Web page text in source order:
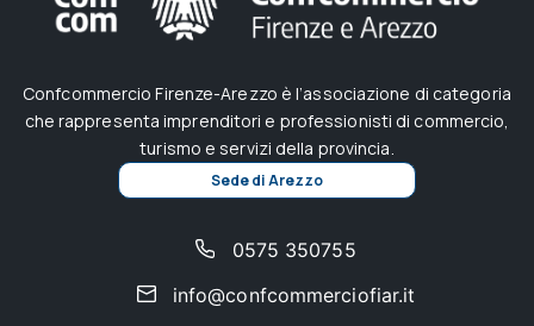
Confcommercio Firenze-Arezzo è l’associazione di categoria
che rappresenta imprenditori e professionisti di commercio,
turismo e servizi della provincia.
Sede di Arezzo
0575 350755
info@confcommerciofiar.it